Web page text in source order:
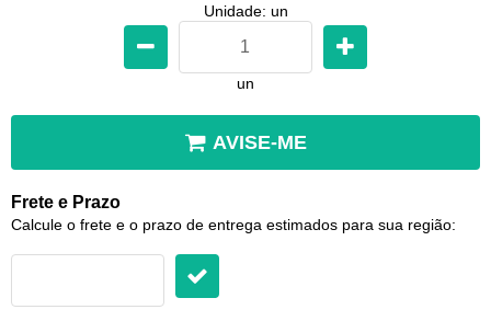
Unidade: un
un
AVISE-ME
Frete e Prazo
Calcule o frete e o prazo de entrega estimados para sua região: